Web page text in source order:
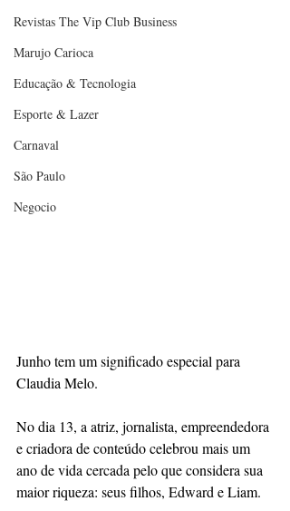
Revistas The Vip Club Business
Marujo Carioca
Educação & Tecnologia
Esporte & Lazer
Carnaval
São Paulo
Negocio
Junho tem um significado especial para
Claudia Melo.
No dia 13, a atriz, jornalista, empreendedora
e criadora de conteúdo celebrou mais um
ano de vida cercada pelo que considera sua
maior riqueza: seus filhos, Edward e Liam.